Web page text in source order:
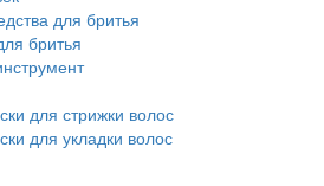
для бритья
бритья
для стрижки волос
для укладки волос